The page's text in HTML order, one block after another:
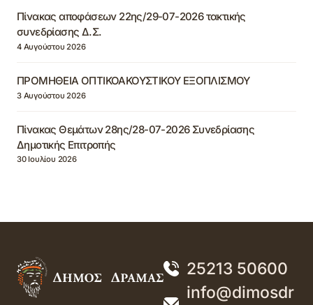
Πίνακας αποφάσεων 22ης/29-07-2026 τακτικής
συνεδρίασης Δ.Σ.
4 Αυγούστου 2026
ΠΡΟΜΗΘΕΙΑ ΟΠΤΙΚΟΑΚΟΥΣΤΙΚΟΥ ΕΞΟΠΛΙΣΜΟΥ
3 Αυγούστου 2026
Πίνακας Θεμάτων 28ης/28-07-2026 Συνεδρίασης
Δημοτικής Επιτροπής
30 Ιουλίου 2026
25213 50600
info@dimosdr